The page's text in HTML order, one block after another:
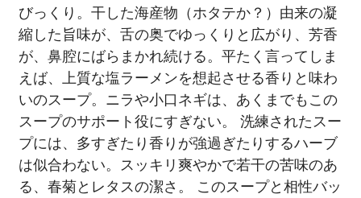
びっくり。干した海産物（ホタテか？）由来の凝
縮した旨味が、舌の奥でゆっくりと広がり、芳香
が、鼻腔にばらまかれ続ける。平たく言ってしま
えば、上質な塩ラーメンを想起させる香りと味わ
いのスープ。ニラや小口ネギは、あくまでもこの
スープのサポート役にすぎない。 洗練されたスー
プには、多すぎたり香りが強過ぎたりするハーブ
は似合わない。スッキリ爽やかで若干の苦味のあ
る、春菊とレタスの潔さ。 このスープと相性バッ